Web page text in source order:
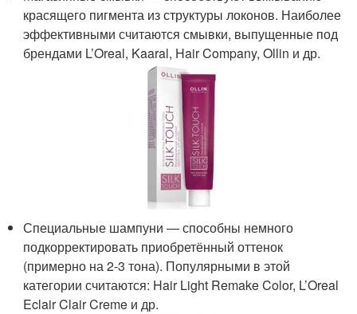
красящего пигмента из структуры локонов. Наиболее
эффективными считаются смывки, выпущенные под
брендами L’Oreal, Kaaral, Hair Company, Ollin и др.
Специальные шампуни — способны немного
подкорректировать приобретённый оттенок
(примерно на 2-3 тона). Популярными в этой
категории считаются: Hair Light Remake Color, L’Oreal
Eclair Clair Creme и др.